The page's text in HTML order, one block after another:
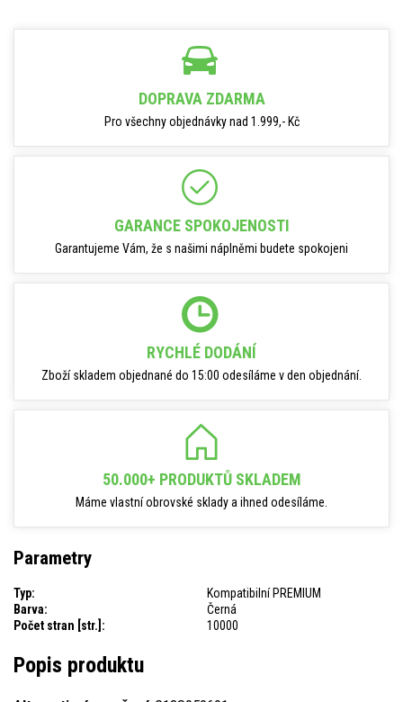
DOPRAVA ZDARMA
Pro všechny objednávky nad 1.999,- Kč
GARANCE SPOKOJENOSTI
Garantujeme Vám, že s našimi náplněmi budete spokojeni
RYCHLÉ DODÁNÍ
Zboží skladem objednané do 15:00 odesíláme v den objednání.
50.000+ PRODUKTŮ SKLADEM
Máme vlastní obrovské sklady a ihned odesíláme.
Parametry
Typ:
Kompatibilní PREMIUM
Barva:
Černá
Počet stran [str.]:
10000
Popis produktu